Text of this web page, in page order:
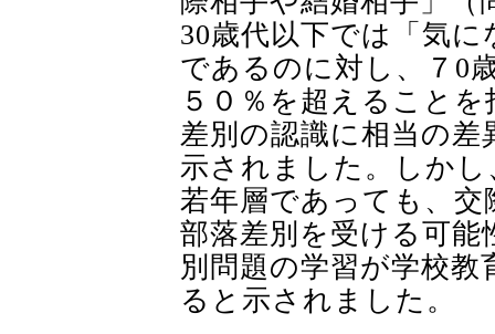
30歳代以下では「気
であるのに対し、７ 0
５０％を超えること
差別の認識に相当の
示されました。しか
若年層であっても、
部落差別を受ける可
別問題の学習が学校
ると示されました。